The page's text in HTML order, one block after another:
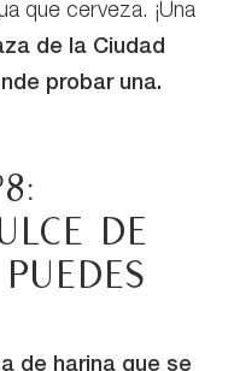
que cerveza. ¡Una
de la Ciudad
probar una.
de
de harina que se